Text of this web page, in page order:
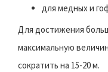
для медных и
Для достижения
максимальную
сократить на 15-20 м.